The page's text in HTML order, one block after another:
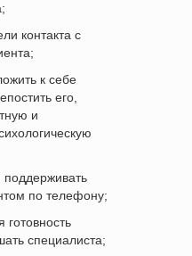
контакта с
к себе
его,
и
поддерживать
по телефону;
готовность
специалиста;